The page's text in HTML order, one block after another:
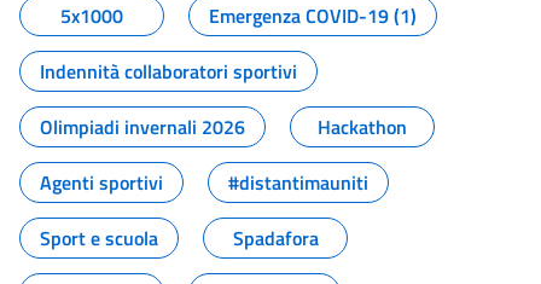
5x1000
Emergenza COVID-19 (1)
Indennità collaboratori sportivi
Olimpiadi invernali 2026
Hackathon
Agenti sportivi
#distantimauniti
Sport e scuola
Spadafora